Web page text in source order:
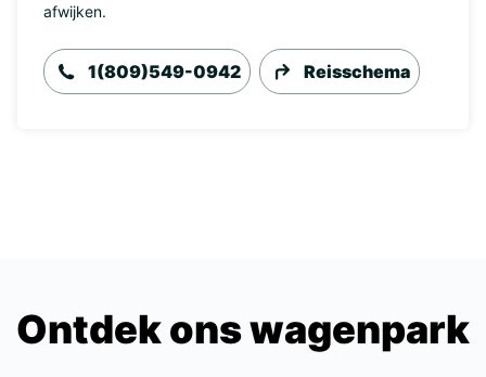
afwijken.
1(809)549-0942 Reisschema
Ontdek ons wagenpark